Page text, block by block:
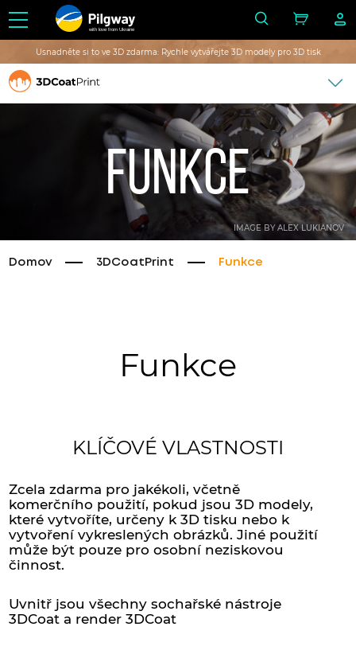
with love from Ukraine
Usnadněte si to ve 3D zdarma: Rychle vytvářejte 3D modely pro 3D tisk
IMAGE BY ALEX LUKIANOV
Funkce
Domov 3DCoatPrint Funkce
Funkce
KLÍČOVÉ VLASTNOSTI
Zcela zdarma pro jakékoli, včetně
komerčního použití, pokud jsou 3D modely,
které vytvoříte, určeny k 3D tisku nebo k
vytvoření vykreslených obrázků. Jiné použití
může být pouze pro osobní neziskovou
činnost.
Uvnitř jsou všechny sochařské nástroje
3DCoat a render 3DCoat